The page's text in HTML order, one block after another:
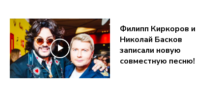
Филипп Киркоров и
Николай Басков
записали новую
совместную песню!